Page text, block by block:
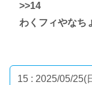
>>14
わくフィやなち
15 : 2025/05/25(